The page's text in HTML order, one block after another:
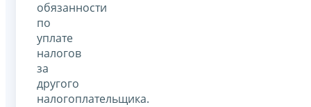
обязанности
по
уплате
налогов
за
другого
налогоплательщика.